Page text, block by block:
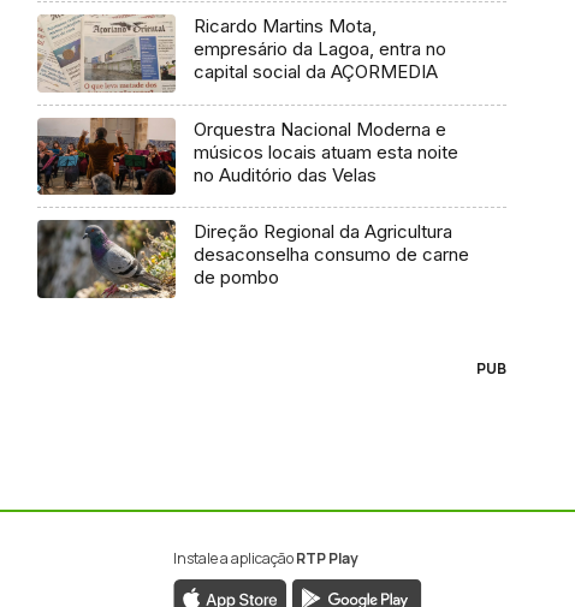
Ricardo Martins Mota,
empresário da Lagoa, entra no
capital social da AÇORMEDIA
Orquestra Nacional Moderna e
músicos locais atuam esta noite
no Auditório das Velas
Direção Regional da Agricultura
desaconselha consumo de carne
de pombo
PUB
Instale a aplicaçãoRTP Play